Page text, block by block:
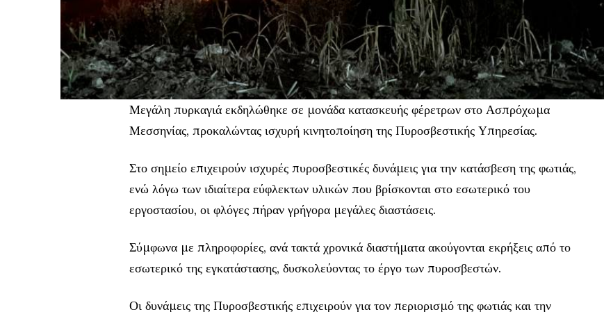
Μεγάλη πυρκαγιά εκδηλώθηκε σε μονάδα κατασκευής φέρετρων στο Ασπρόχωμα
Μεσσηνίας, προκαλώντας ισχυρή κινητοποίηση της Πυροσβεστικής Υπηρεσίας.
Στο σημείο επιχειρούν ισχυρές πυροσβεστικές δυνάμεις για την κατάσβεση της φωτιάς,
ενώ λόγω των ιδιαίτερα εύφλεκτων υλικών που βρίσκονται στο εσωτερικό του
εργοστασίου, οι φλόγες πήραν γρήγορα μεγάλες διαστάσεις.
Σύμφωνα με πληροφορίες, ανά τακτά χρονικά διαστήματα ακούγονται εκρήξεις από το
εσωτερικό της εγκατάστασης, δυσκολεύοντας το έργο των πυροσβεστών.
Οι δυνάμεις της Πυροσβεστικής επιχειρούν για τον περιορισμό της φωτιάς και την